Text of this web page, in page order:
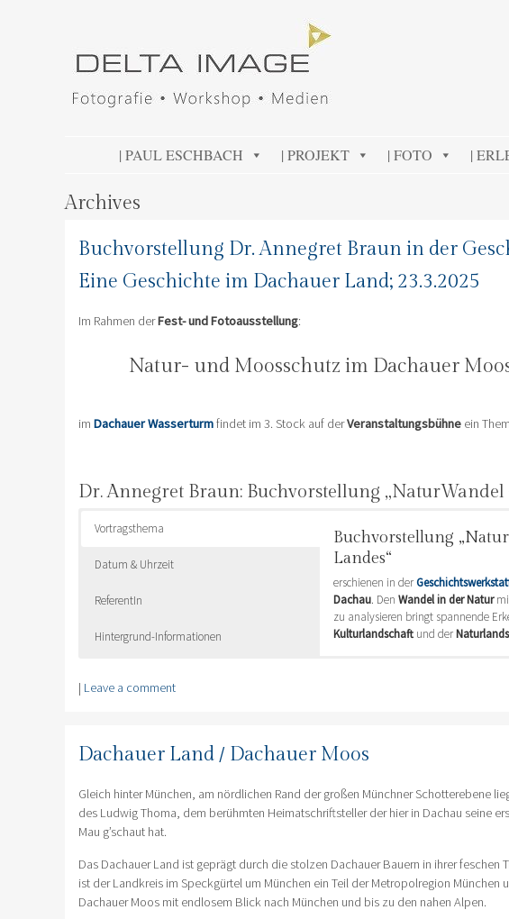
SKIP TO CONTENT
| PAUL ESCHBACH | PROJEKT | FOTO |
Archives
Buchvorstellung Dr. Annegret Braun in der
Eine Geschichte im Dachauer Land; 23.3.2025
Im Rahmen derFest- und Fotoausstellung:
Natur- und Moosschutz im Dachauer
im Dachauer Wasserturmfindet im 3. Stock auf derVeranstaltungsbühne ein
Dr. Annegret Braun: Buchvorstellung
Vortragsthema
Datum & Uhrzeit
ReferentIn
Hintergrund-Informationen
Buchvorstellung
Landes“
erschienen in der
Dachau. DenWandel in der Natur
zu analysieren bringt spannende
Kulturlandschaft und der
Geschichtswerkstatt Dachau
DELTA IMAGE – Eigenverlag
| Leave a comment
Dachauer Land / Dachauer Moos
Gleich hinter München, am nördlichen Rand der großen Münchner Schotterebene
des Ludwig Thoma, dem berühmten Heimatschriftsteller der hier in Dachau seine
Mau g’schaut hat.
Das Dachauer Land ist geprägt durch die stolzen Dachauer Bauern in ihrer
ist der Landkreis im Speckgürtel um München ein Teil der Metropolregion
Dachauer Moos mit endlosem Blick nach München und bis zu den nahen Alpen.